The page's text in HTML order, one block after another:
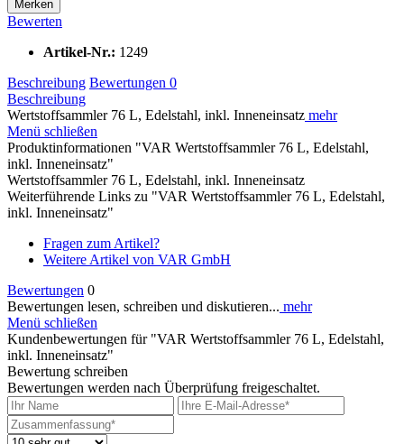
Merken
Bewerten
Artikel-Nr.: 1249
Beschreibung Bewertungen 0
Beschreibung
Wertstoffsammler 76 L, Edelstahl, inkl. Inneneinsatz mehr
Menü schließen
Produktinformationen "VAR Wertstoffsammler 76 L, Edelstahl,
inkl. Inneneinsatz"
Wertstoffsammler 76 L, Edelstahl, inkl. Inneneinsatz
Weiterführende Links zu "VAR Wertstoffsammler 76 L, Edelstahl,
inkl. Inneneinsatz"
Fragen zum Artikel?
Weitere Artikel von VAR GmbH
Bewertungen 0
Bewertungen lesen, schreiben und diskutieren... mehr
Menü schließen
Kundenbewertungen für "VAR Wertstoffsammler 76 L, Edelstahl,
inkl. Inneneinsatz"
Bewertung schreiben
Bewertungen werden nach Überprüfung freigeschaltet.